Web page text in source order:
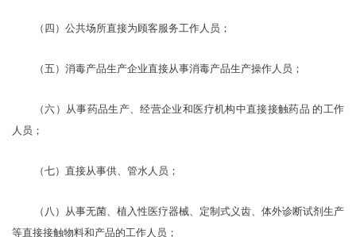
（四）公共场所直接为顾客服务工作人员；
（五）消毒产品生产企业直接从事消毒产品生产操作人员；
（六）从事药品生产、经营企业和医疗机构中直接接触药品 的工作
人员；
（七）直接从事供、管水人员；
（八）从事无菌、 植 入性医疗器械、定制式义齿、体外诊断试剂生产
等直接接触物料和产品的工作人员；